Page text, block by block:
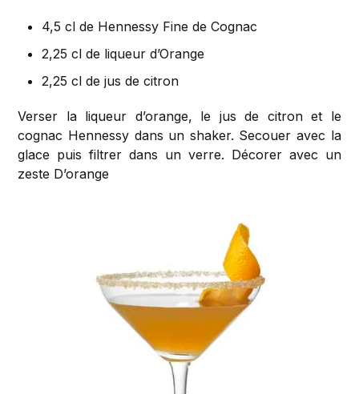
4,5 cl de Hennessy Fine de Cognac
2,25 cl de liqueur d’Orange
2,25 cl de jus de citron
Verser la liqueur d’orange, le jus de citron et le
cognac Hennessy dans un shaker. Secouer avec la
glace puis filtrer dans un verre. Décorer avec un
zeste D’orange